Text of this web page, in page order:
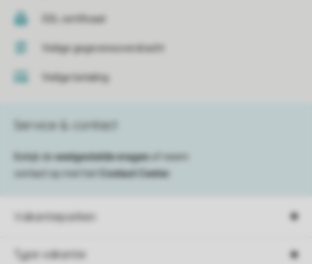
SSL certificaat
Veilige gegevensoverdracht
Veilige betaling
Vakantieparken
Type vakantie
Service & contact
Bekijk de veelgestelde vragen
of neem
contact op met het
Contact Center